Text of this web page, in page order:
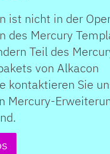
ist nicht in der
des Mercury
Teil des
von Alkacon
kontaktieren Sie
Mercury-